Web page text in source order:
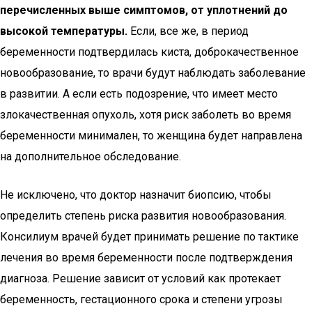
перечисленных выше симптомов, от уплотнений до
высокой температуры. Если, все же, в период
беременности подтвердилась киста, доброкачественное
новообразование, то врачи будут наблюдать заболевание
в развитии. А если есть подозрение, что имеет место
злокачественная опухоль, хотя риск заболеть во время
беременности минимален, то женщина будет направлена
на дополнительное обследование.
Не исключено, что доктор назначит биопсию, чтобы
определить степень риска развития новообразования.
Консилиум врачей будет принимать решение по тактике
лечения во время беременности после подтверждения
диагноза. Решение зависит от условий как протекает
беременность, гестационного срока и степени угрозы